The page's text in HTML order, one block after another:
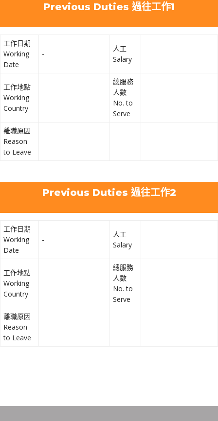
Previous Duties 過往工作1
工作日期
Working
Date
-
人工
Salary
工作地點
Working
Country
總服務
人數
No. to
Serve
離職原因
Reason
to Leave
Previous Duties 過往工作2
工作日期
Working
Date
-
人工
Salary
工作地點
Working
Country
總服務
人數
No. to
Serve
離職原因
Reason
to Leave